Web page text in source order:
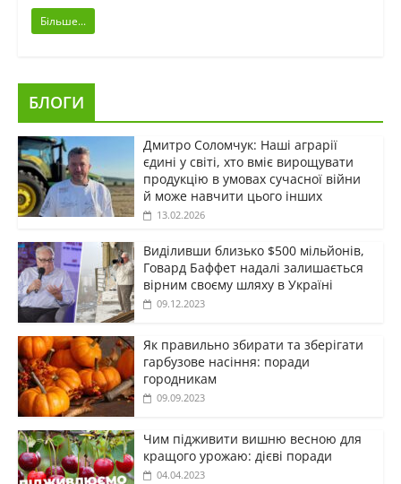
Більше...
БЛОГИ
Дмитро Соломчук: Наші аграрії
єдині у світі, хто вміє вирощувати
продукцію в умовах сучасної війни
й може навчити цього інших
13.02.2026
Виділивши близько $500 мільйонів,
Говард Баффет надалі залишається
вірним своєму шляху в Україні
09.12.2023
Як правильно збирати та зберігати
гарбузове насіння: поради
городникам
09.09.2023
Чим підживити вишню весною для
кращого урожаю: дієві поради
04.04.2023